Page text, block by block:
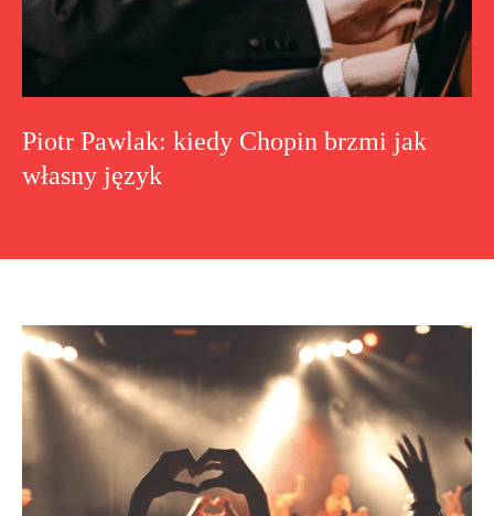
Piotr Pawlak: kiedy Chopin brzmi jak
własny język